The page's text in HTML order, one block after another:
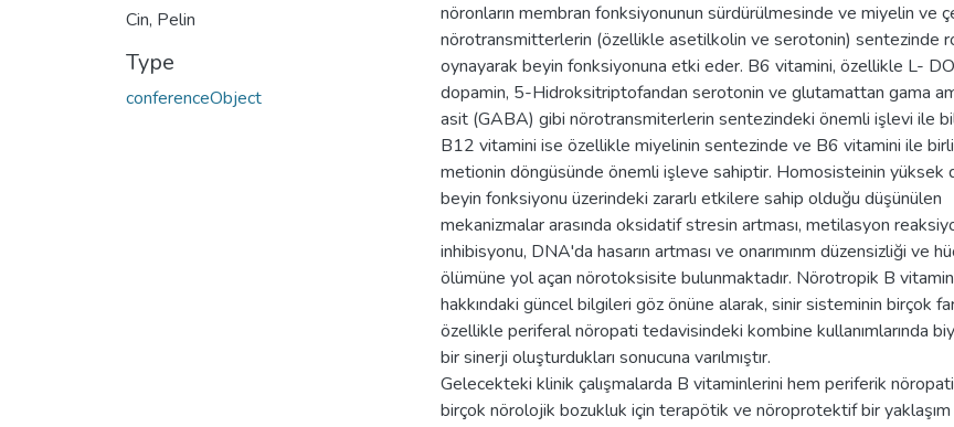
Cin, Pelin
Type
conferenceObject
nöronların membran fonksiyonunun sürdürülmesinde ve miyelin ve
nörotransmitterlerin (özellikle asetilkolin ve serotonin) sentezinde
oynayarak beyin fonksiyonuna etki eder. B6 vitamini, özellikle L-
dopamin, 5-Hidroksitriptofandan serotonin ve glutamattan gama
asit (GABA) gibi nörotransmiterlerin sentezindeki önemli işlevi ile
B12 vitamini ise özellikle miyelinin sentezinde ve B6 vitamini ile
metionin döngüsünde önemli işleve sahiptir. Homosisteinin yüksek
beyin fonksiyonu üzerindeki zararlı etkilere sahip olduğu düşünülen
mekanizmalar arasında oksidatif stresin artması, metilasyon
inhibisyonu, DNA'da hasarın artması ve onarımınm düzensizliği ve
ölümüne yol açan nörotoksisite bulunmaktadır. Nörotropik B
hakkındaki güncel bilgileri göz önüne alarak, sinir sisteminin birçok
özellikle periferal nöropati tedavisindeki kombine kullanımlarında
bir sinerji oluşturdukları sonucuna varılmıştır.
Gelecekteki klinik çalışmalarda B vitaminlerini hem periferik
birçok nörolojik bozukluk için terapötik ve nöroprotektif bir